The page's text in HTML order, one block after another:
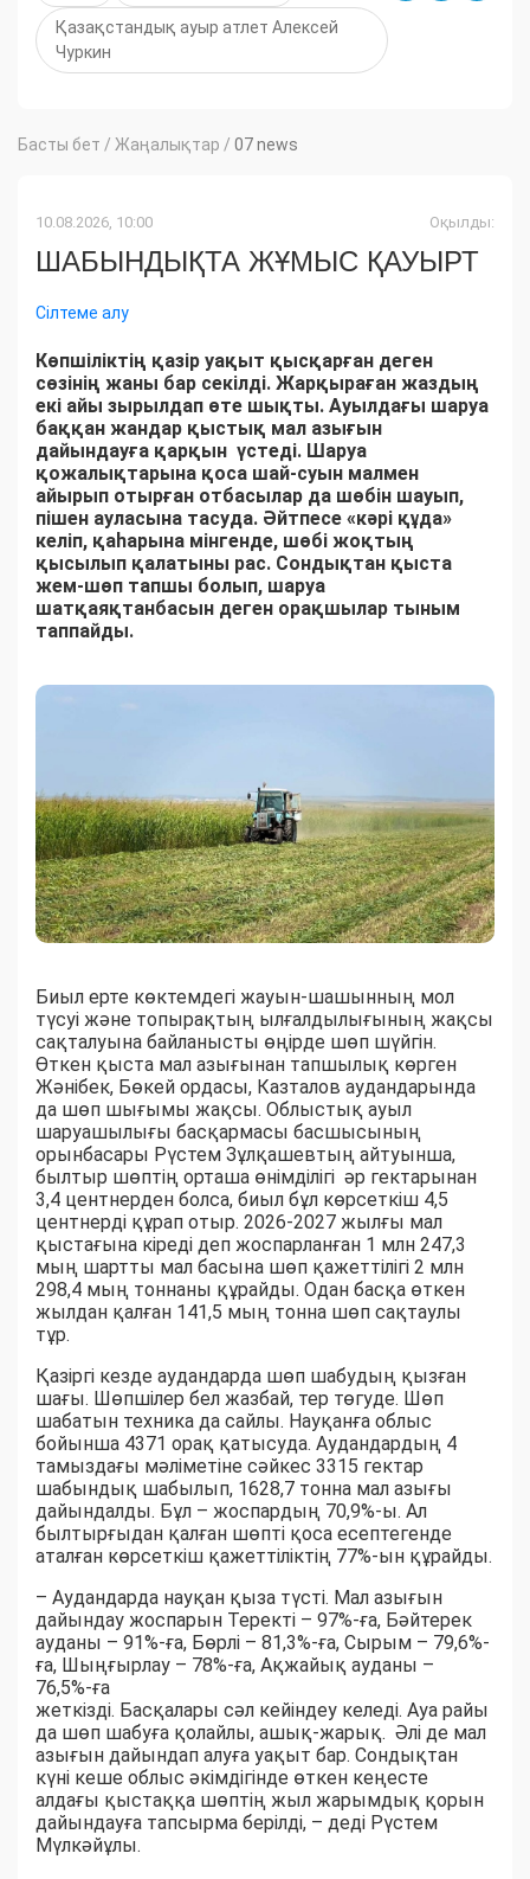
Қазақстандық ауыр атлет Алексей
Чуркин
Басты бет / Жаңалықтар / 07 news
10.08.2026, 10:00 Оқылды:
ШАБЫНДЫҚТА ЖҰМЫС ҚАУЫРТ
Сілтеме алу
Көпшіліктің қазір уақыт қысқарған деген
сөзінің жаны бар секілді. Жарқыраған жаздың
екі айы зырылдап өте шықты. Ауылдағы шаруа
баққан жандар қыстық мал азығын
дайындауға қарқын үстеді. Шаруа
қожалықтарына қоса шай-суын малмен
айырып отырған отбасылар да шөбін шауып,
пішен ауласына тасуда. Әйтпесе «кәрі құда»
келіп, қаһарына мінгенде, шөбі жоқтың
қысылып қалатыны рас. Сондықтан қыста
жем-шөп тапшы болып, шаруа
шатқаяқтанбасын деген орақшылар тыным
таппайды.
Биыл ерте көктемдегі жауын-шашынның мол
түсуі және топырақтың ылғалдылығының жақсы
сақталуына байланысты өңірде шөп шүйгін.
Өткен қыста мал азығынан тапшылық көрген
Жәнібек, Бөкей ордасы, Казталов аудандарында
да шөп шығымы жақсы. Облыстық ауыл
шаруашылығы басқармасы басшысының
орынбасары Рүстем Зұлқашевтың айтуынша,
былтыр шөптің орташа өнімділігі әр гектарынан
3,4 центнерден болса, биыл бұл көрсеткіш 4,5
центнерді құрап отыр. 2026-2027 жылғы мал
қыстағына кіреді деп жоспарланған 1 млн 247,3
мың шартты мал басына шөп қажеттілігі 2 млн
298,4 мың тоннаны құрайды. Одан басқа өткен
жылдан қалған 141,5 мың тонна шөп сақтаулы
тұр.
Қазіргі кезде аудандарда шөп шабудың қызған
шағы. Шөпшілер бел жазбай, тер төгуде. Шөп
шабатын техника да сайлы. Науқанға облыс
бойынша 4371 орақ қатысуда. Аудандардың 4
тамыздағы мәліметіне сәйкес 3315 гектар
шабындық шабылып, 1628,7 тонна мал азығы
дайындалды. Бұл – жоспардың 70,9%-ы. Ал
былтырғыдан қалған шөпті қоса есептегенде
аталған көрсеткіш қажеттіліктің 77%-ын құрайды.
– Аудандарда науқан қыза түсті. Мал азығын
дайындау жоспарын Теректі – 97%-ға, Бәйтерек
ауданы – 91%-ға, Бөрлі – 81,3%-ға, Сырым – 79,6%-
ға, Шыңғырлау – 78%-ға, Ақжайық ауданы –
76,5%-ға
жеткізді. Басқалары сәл кейіндеу келеді. Ауа райы
да шөп шабуға қолайлы, ашық-жарық. Әлі де мал
азығын дайындап алуға уақыт бар. Сондықтан
күні кеше облыс әкімдігінде өткен кеңесте
алдағы қыстаққа шөптің жыл жарымдық қорын
дайындауға тапсырма берілді, – деді Рүстем
Мүлкәйұлы.